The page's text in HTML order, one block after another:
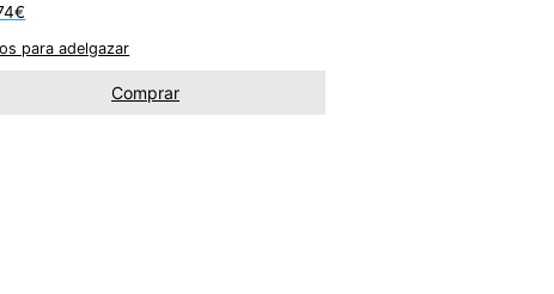
€
para adelgazar
Comprar